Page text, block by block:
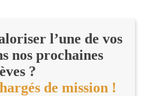
l’une de vos
nos prochaines
?
de mission !